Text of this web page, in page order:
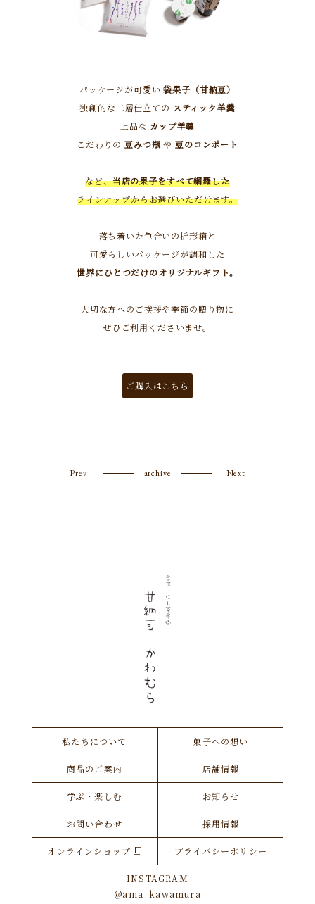
パッケージが可愛い袋果子（甘納豆）
独創的な二層仕立ての スティック羊羹
上品な カップ羊羹
こだわりの豆みつ瓶 や豆のコンポート
など、当店の果子をすべて網羅した
ラインナップからお選びいただけます。
落ち着いた色合いの折形箱と
可愛らしいパッケージが調和した
世界にひとつだけのオリジナルギフト。
大切な方へのご挨拶や季節の贈り物に
ぜひご利用くださいませ。
ご購入はこちら
Prev archive Next
私たちについて 菓子への想い
商品のご案内 店舗情報
学ぶ・楽しむ お知らせ
お問い合わせ 採用情報
オンラインショップ プライバシーポリシー
INSTAGRAM
@ama_kawamura